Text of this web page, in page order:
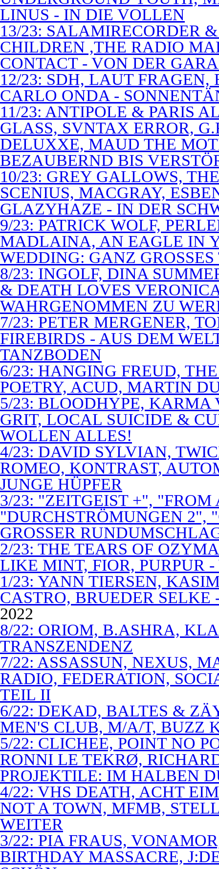
LINUS - IN DIE VOLLEN
13/23: SALAMIRECORDER
CHILDREN ,THE RADIO
CONTACT - VON DER
12/23: SDH, LAUT
CARLO ONDA -
11/23: ANTIPOLE & PARIS
GLASS, SVNTAX ERROR,
DELUXXE, MAUD THE
BEZAUBERND BIS
10/23: GREY GALLOWS,
SCENIUS, MACGRAY,
GLAZYHAZE - IN DER
9/23: PATRICK WOLF,
MADLAINA, AN EAGLE IN
WEDDING: GANZ
8/23: INGOLF, DINA
& DEATH LOVES
WAHRGENOMMEN ZU
7/23: PETER MERGENER,
FIREBIRDS - AUS DEM
TANZBODEN
6/23: HANGING FREUD,
POETRY, ACUD, MARTIN
5/23: BLOODHYPE, KARMA
GRIT, LOCAL SUICIDE &
WOLLEN ALLES!
4/23: DAVID SYLVIAN,
ROMEO, KONTRAST,
JUNGE HÜPFER
3/23: "ZEITGEIST +", "FROM
"DURCHSTRÖMUNGEN 2",
GROSSER
2/23: THE TEARS OF
LIKE MINT, FIOR, PURPUR
1/23: YANN TIERSEN,
CASTRO, BRUEDER SELKE
2022
8/22: ORIOM, B.ASHRA,
TRANSZENDENZ
7/22: ASSASSUN, NEXUS,
RADIO, FEDERATION,
TEIL II
6/22: DEKAD, BALTES &
MEN'S CLUB, M/A/T, BUZZ
5/22: CLICHEE, POINT NO
RONNI LE TEKRØ,
PROJEKTILE: IM HALBEN
4/22: VHS DEATH, ACHT
NOT A TOWN, MFMB,
WEITER
3/22: PIA FRAUS,
BIRTHDAY MASSACRE,